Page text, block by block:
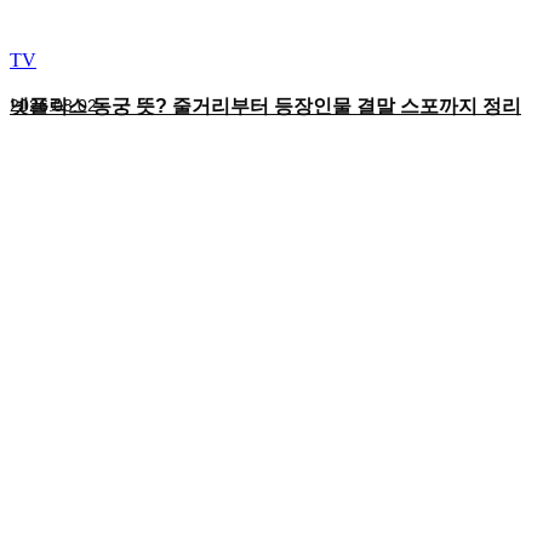
TV
넷플릭스 동궁 뜻? 줄거리부터 등장인물 결말 스포까지 정리
2026.08.02